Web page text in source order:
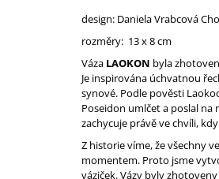
design: Daniela Vrabcová
rozměry: 13 x 8 cm
Váza LAOKON byla
Je inspirována úchvatnou
synové. Podle pověsti
Poseidon umlčet a poslal na
zachycuje právě ve chvíli,
Z historie víme, že všechny
momentem. Proto jsme
váziček. Vázy byly